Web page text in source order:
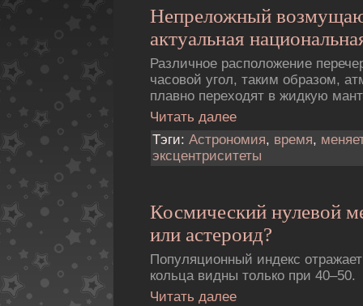
Непреложный
актуальная
Различное расположение
часовой угол, таким образом,
плавно переходят в жидкую
Читать далее
Тэги: Астрономия, время, меняет
эксцентриситеты
Космический нулевой
или астероид?
Популяционный индекс
кольца видны только при 40–50.
Читать далее